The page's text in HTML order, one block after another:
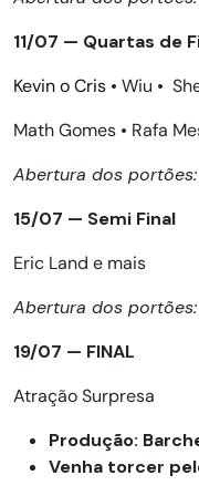
11/07 — Quartas de
Kevin o Cris • Wiu •
Math Gomes • Rafa
Abertura dos
15/07 — Semi Final
Eric Land e mais
Abertura dos
19/07 — FINAL
Atração Surpresa
Produção:
Venha torcer